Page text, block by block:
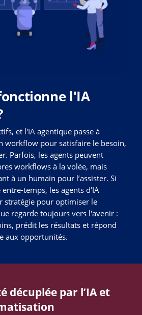
l'IA
et l'IA agentique passe à
workflow pour satisfaire le besoin,
Parfois, les agents peuvent
workflows à la volée, mais
à un humain pour l’assister. Si
temps, les agents d'IA
stratégie pour optimiser le
regarde toujours vers l'avenir :
prédit les résultats et répond
aux opportunités.
décuplée par l’IA et